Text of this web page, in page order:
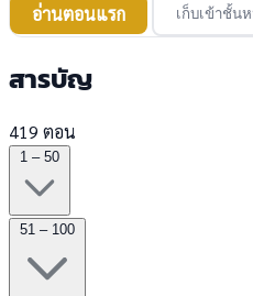
อ่านตอนแรก
เก็บเข้าชั้น
สารบัญ
419 ตอน
1 – 50
51 – 100